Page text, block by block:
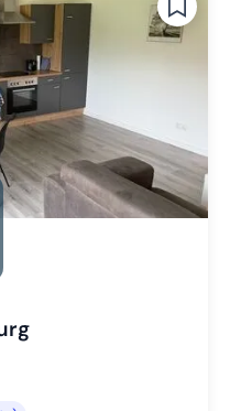
Slide 1 wechseln
Slide 2 wechseln
Slide 3 wechseln
Slide 4 wechseln
Slide 5 wechseln
Slide 6 wechseln